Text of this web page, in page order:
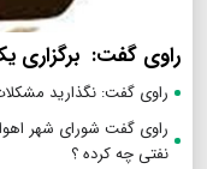
راوی گفت: برگزاری
راوی گفت: نگذارید
نفتی چه کرده ؟